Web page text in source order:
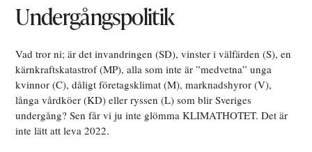
Undergångspolitik
Vad tror ni; är det invandringen (SD), vinster i välfärden (S), en
kärnkraftskatastrof (MP), alla som inte är ”medvetna” unga
kvinnor (C), dåligt företagsklimat (M), marknadshyror (V),
långa vårdköer (KD) eller ryssen (L) som blir Sveriges
undergång? Sen får vi ju inte glömma KLIMATHOTET. Det är
inte lätt att leva 2022.